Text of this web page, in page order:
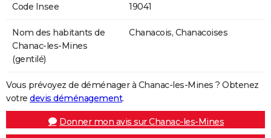
Code Insee 19041
Nom des habitants de
Chanac-les-Mines
(gentilé)
Chanacois, Chanacoises
Vous prévoyez de déménager à Chanac-les-Mines ? Obtenez
votre devis déménagement.
Donner mon avis sur Chanac-les-Mines